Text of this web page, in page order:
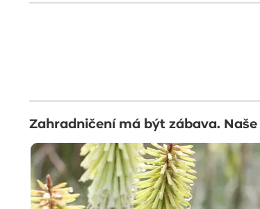
Zahradničení má být zábava.